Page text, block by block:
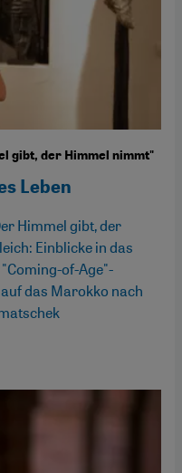
gibt, der Himmel nimmt"
Leben
Himmel gibt, der
Einblicke in das
of-Age"-
das Marokko nach